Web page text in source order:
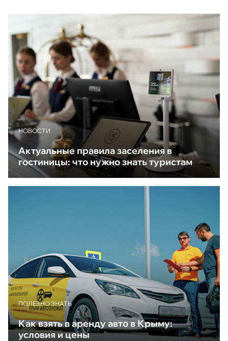
НОВОСТИ
Актуальные правила заселения в
гостиницы: что нужно знать туристам
ПОЛЕЗНО ЗНАТЬ
Как взять в аренду авто в Крыму:
условия и цены